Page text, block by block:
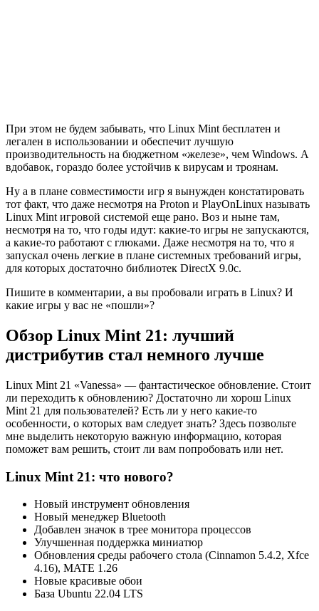
При этом не будем забывать, что Linux Mint бесплатен и
легален в использовании и обеспечит лучшую
производительность на бюджетном «железе», чем Windows. А
вдобавок, гораздо более устойчив к вирусам и троянам.
Ну а в плане совместимости игр я вынужден констатировать
тот факт, что даже несмотря на Proton и PlayOnLinux называть
Linux Mint игровой системой еще рано. Воз и ныне там,
несмотря на то, что годы идут: какие-то игры не запускаются,
а какие-то работают с глюками. Даже несмотря на то, что я
запускал очень легкие в плане системных требований игры,
для которых достаточно библиотек DirectX 9.0c.
Пишите в комментарии, а вы пробовали играть в Linux? И
какие игры у вас не «пошли»?
Обзор Linux Mint 21: лучший
дистрибутив стал немного лучше
Linux Mint 21 «Vanessa» — фантастическое обновление. Cтоит
ли переходить к обновлению? Достаточно ли хорош Linux
Mint 21 для пользователей? Есть ли у него какие-то
особенности, о которых вам следует знать? Здесь позвольте
мне выделить некоторую важную информацию, которая
поможет вам решить, стоит ли вам попробовать или нет.
Linux Mint 21: что нового?
Новый инструмент обновления
Новый менеджер Bluetooth
Добавлен значок в трее монитора процессов
Улучшенная поддержка миниатюр
Обновления среды рабочего стола (Cinnamon 5.4.2, Xfce
4.16), MATE 1.26
Новые красивые обои
База Ubuntu 22.04 LTS